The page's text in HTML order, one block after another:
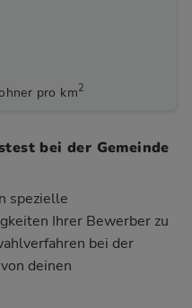
pro km2
bei der Gemeinde
spezielle
Ihrer Bewerber zu
bei der
deinen